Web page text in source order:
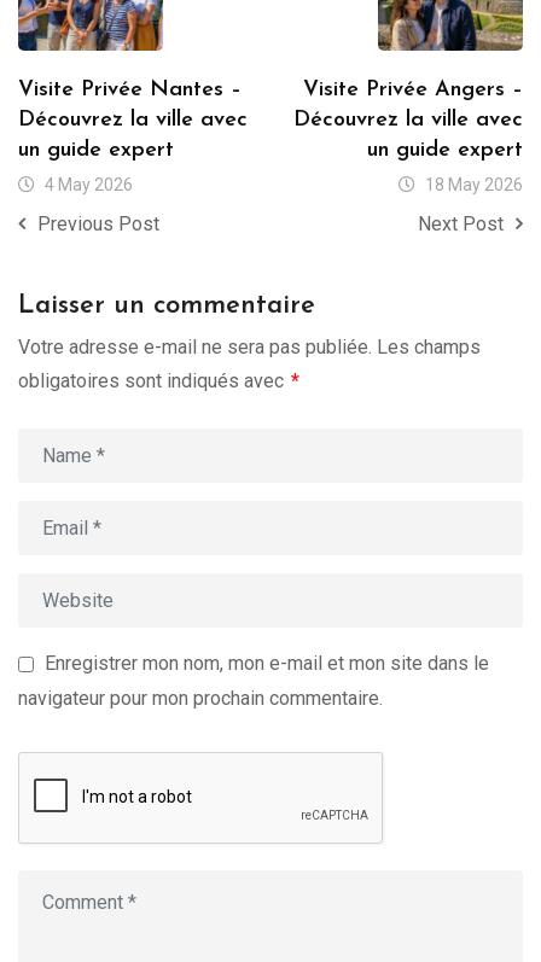
Visite Privée Nantes –
Découvrez la ville avec
un guide expert
4 May 2026
Previous Post
Visite Privée Angers –
Découvrez la ville avec
un guide expert
18 May 2026
Next Post
Laisser un commentaire
Votre adresse e-mail ne sera pas publiée. Les champs
obligatoires sont indiqués avec *
Enregistrer mon nom, mon e-mail et mon site dans le
navigateur pour mon prochain commentaire.